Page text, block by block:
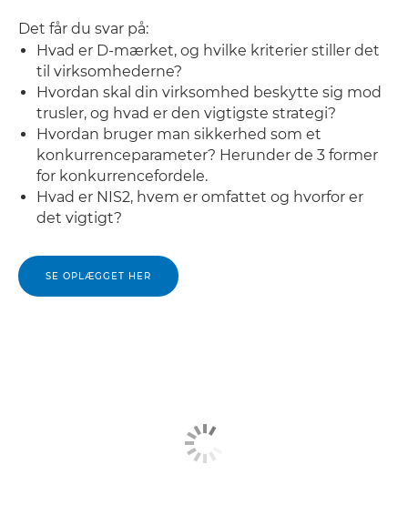
Det får du svar på:
Hvad er D-mærket, og hvilke kriterier stiller det
til virksomhederne?
Hvordan skal din virksomhed beskytte sig mod
trusler, og hvad er den vigtigste strategi?
Hvordan bruger man sikkerhed som et
konkurrenceparameter? Herunder de 3 former
for konkurrencefordele.
Hvad er NIS2, hvem er omfattet og hvorfor er
det vigtigt?
SE OPLÆGGET HER